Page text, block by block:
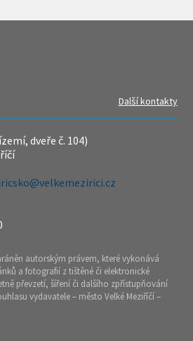
Další kontakty
dveře č. 104)
autorským právem, které vykonává
a fotografií z tištěné či elektronické
převzetí, šíření či dalšího zpřístupňování
vydavatele – město Velké Meziříčí –